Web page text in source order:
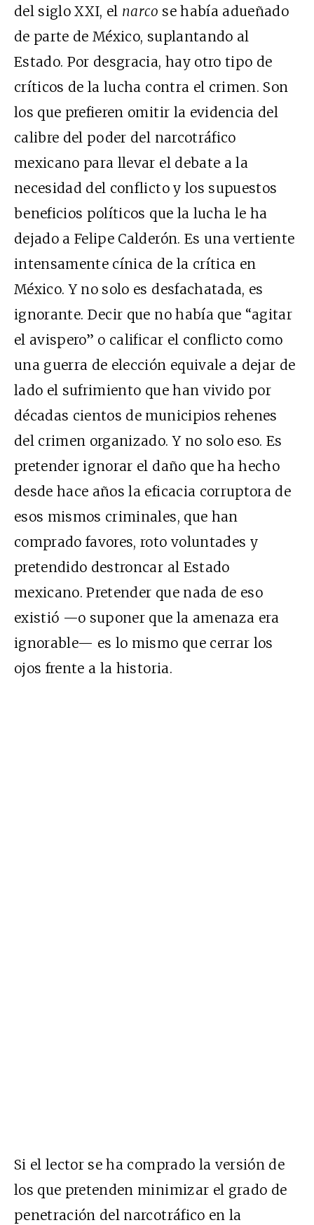
del siglo XXI, el narco se había adueñado
de parte de México, suplantando al
Estado. Por desgracia, hay otro tipo de
críticos de la lucha contra el crimen. Son
los que prefieren omitir la evidencia del
calibre del poder del narcotráfico
mexicano para llevar el debate a la
necesidad del conflicto y los supuestos
beneficios políticos que la lucha le ha
dejado a Felipe Calderón. Es una vertiente
intensamente cínica de la crítica en
México. Y no solo es desfachatada, es
ignorante. Decir que no había que “agitar
el avispero” o calificar el conflicto como
una guerra de elección equivale a dejar de
lado el sufrimiento que han vivido por
décadas cientos de municipios rehenes
del crimen organizado. Y no solo eso. Es
pretender ignorar el daño que ha hecho
desde hace años la eficacia corruptora de
esos mismos criminales, que han
comprado favores, roto voluntades y
pretendido destroncar al Estado
mexicano. Pretender que nada de eso
existió —o suponer que la amenaza era
ignorable— es lo mismo que cerrar los
ojos frente a la historia.
Si el lector se ha comprado la versión de
los que pretenden minimizar el grado de
penetración del narcotráfico en la